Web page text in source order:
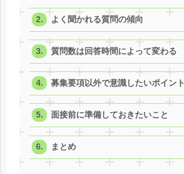
よく聞かれる質問の傾向
質問数は回答時間によって変わる
募集要項以外で意識したいポイント
面接前に準備しておきたいこと
まとめ